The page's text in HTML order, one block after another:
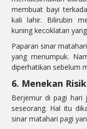
membuat bayi
kali lahir. Bilirubin
kuning kecoklatan
Paparan sinar
yang menumpuk.
diperhatikan sebelum
6. Menekan
Berjemur di pagi hari
seseorang. Hal itu
sinar matahari pagi